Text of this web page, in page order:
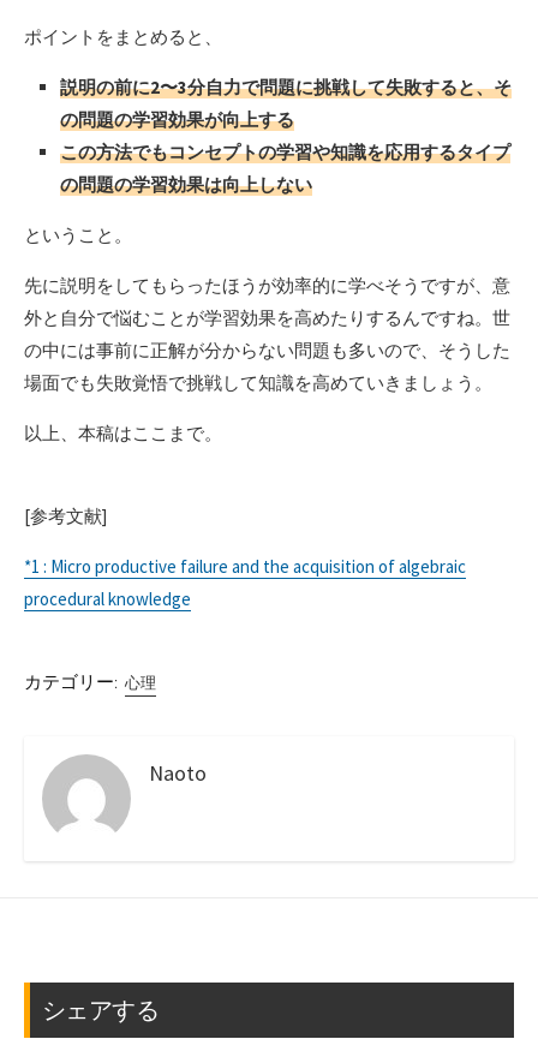
ポイントをまとめると、
説明の前に2〜3分自力で問題に挑戦して失敗すると、そ
の問題の学習効果が向上する
この方法でもコンセプトの学習や知識を応用するタイプ
の問題の学習効果は向上しない
ということ。
先に説明をしてもらったほうが効率的に学べそうですが、意
外と自分で悩むことが学習効果を高めたりするんですね。世
の中には事前に正解が分からない問題も多いので、そうした
場面でも失敗覚悟で挑戦して知識を高めていきましょう。
以上、本稿はここまで。
[参考文献]
*1 : Micro productive failure and the acquisition of algebraic
procedural knowledge
カテゴリー: 心理
Naoto
シェアする